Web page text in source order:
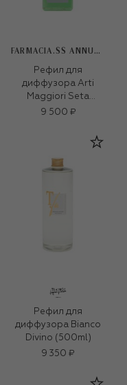
FARMACIA.SS ANNUNZIATA 1561
Рефил для
диффузора Arti
Maggiori Seta
(500ml)
9 500 ₽
Рефил для
диффузора Bianco
Divino (500ml)
9 350 ₽